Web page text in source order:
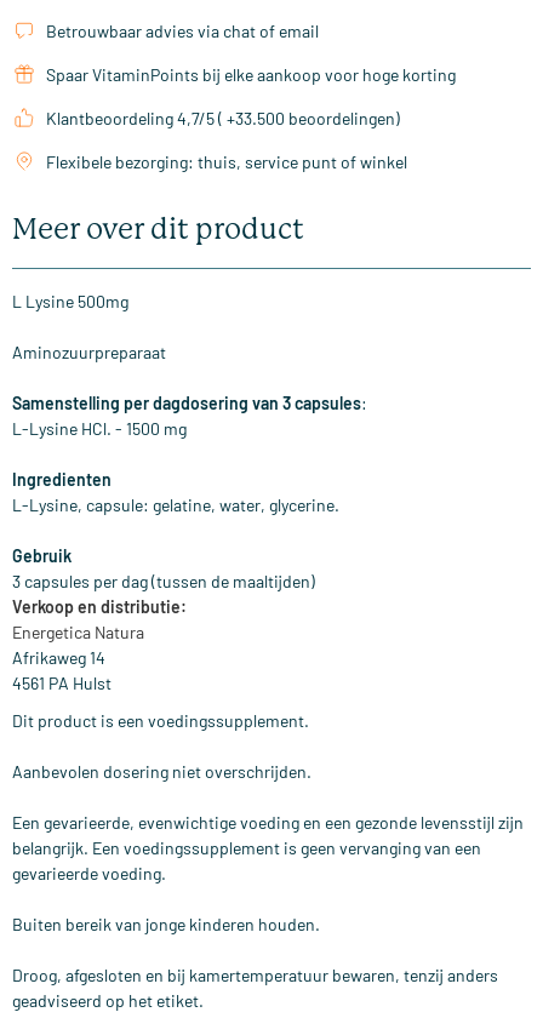
Betrouwbaar advies via chat of email
Spaar VitaminPoints bij elke aankoop voor hoge korting
Klantbeoordeling 4,7/5 ( +33.500 beoordelingen)
Flexibele bezorging: thuis, service punt of winkel
Meer over dit product
L Lysine 500mg
Aminozuurpreparaat
Samenstelling per dagdosering van 3 capsules:
L-Lysine HCl. - 1500 mg
Ingredienten
L-Lysine, capsule: gelatine, water, glycerine.
Gebruik
3 capsules per dag (tussen de maaltijden)
Verkoop en distributie:
Energetica Natura
Afrikaweg 14
4561 PA Hulst
Dit product is een voedingssupplement.
Aanbevolen dosering niet overschrijden.
Een gevarieerde, evenwichtige voeding en een gezonde levensstijl zijn
belangrijk. Een voedingssupplement is geen vervanging van een
gevarieerde voeding.
Buiten bereik van jonge kinderen houden.
Droog, afgesloten en bij kamertemperatuur bewaren, tenzij anders
geadviseerd op het etiket.